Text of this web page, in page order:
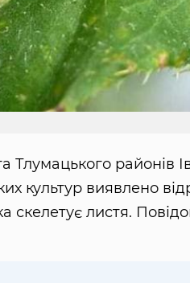
Тлумацького районів
культур виявлено
скелетує листя.